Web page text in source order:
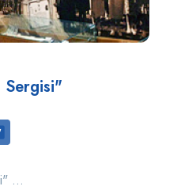
Sergisi"
...